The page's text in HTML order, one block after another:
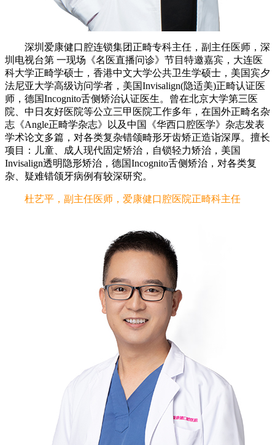
深圳爱康健口腔连锁集团正畸专科主任，副主任医师，深
圳电视台第 一现场《名医直播问诊》节目特邀嘉宾，大连医
科大学正畸学硕士，香港中文大学公共卫生学硕士，美国宾夕
法尼亚大学高级访问学者，美国Invisalign(隐适美)正畸认证医
师，德国Incognito舌侧矫治认证医生。曾在北京大学第三医
院、中日友好医院等公立三甲医院工作多年，在国外正畸名杂
志《Angle正畸学杂志》以及中国《华西口腔医学》杂志发表
学术论文多篇，对各类复杂错颌畸形牙齿矫正造诣深厚。擅长
项目：儿童、成人现代固定矫治，自锁轻力矫治，美国
Invisalign透明隐形矫治，德国Incognito舌侧矫治，对各类复
杂、疑难错颌牙病例有较深研究。
杜艺平，副主任医师，爱康健口腔医院正畸科主任